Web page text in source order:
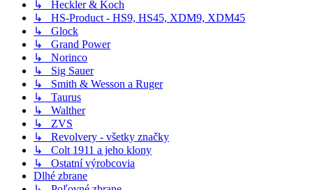
↳ Heckler & Koch
↳ HS-Product - HS9, HS45, XDM9, XDM45
↳ Glock
↳ Grand Power
↳ Norinco
↳ Sig Sauer
↳ Smith & Wesson a Ruger
↳ Taurus
↳ Walther
↳ ZVS
↳ Revolvery - všetky značky
↳ Colt 1911 a jeho klony
↳ Ostatní výrobcovia
Dlhé zbrane